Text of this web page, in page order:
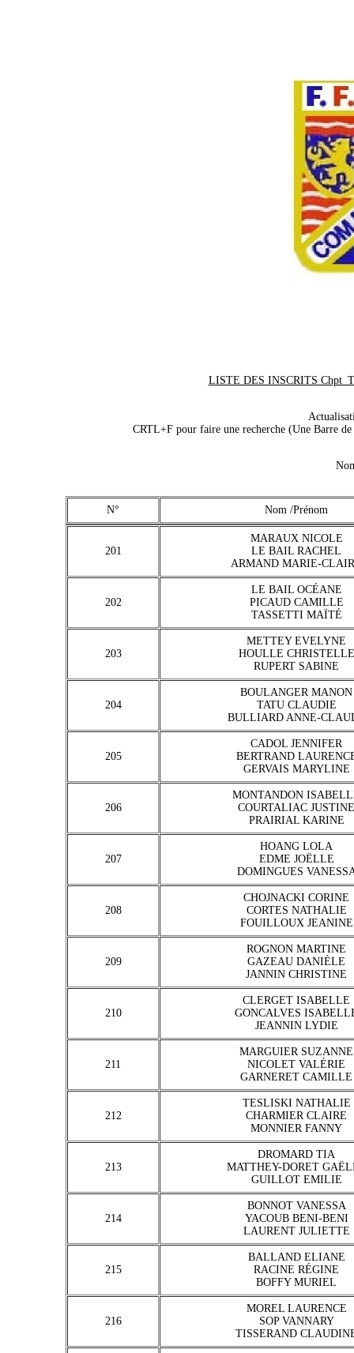
LISTE DES INSCRITS
CRTL+F pour faire une recherche (Une Barre
N° Nom /Prénom
201
MARAUX NICOLE
LE BAIL RACHEL
ARMAND MARIE-
202
LE BAIL OCÉANE
PICAUD CAMILLE
TASSETTI MAÏTÉ
203
METTEY EVELYNE
HOULLE CHRISTELLE
RUPERT SABINE
204
BOULANGER MANON
TATU CLAUDIE
BULLIARD ANNE-
205
CADOL JENNIFER
BERTRAND
GERVAIS MARYLINE
206
MONTANDON
COURTALIAC JUSTINE
PRAIRIAL KARINE
207
HOANG LOLA
EDME JOËLLE
DOMINGUES
208
CHOJNACKI CORINE
CORTES NATHALIE
FOUILLOUX JEANINE
209
ROGNON MARTINE
GAZEAU DANIÈLE
JANNIN CHRISTINE
210
CLERGET ISABELLE
GONCALVES
JEANNIN LYDIE
211
MARGUIER SUZANNE
NICOLET VALÉRIE
GARNERET CAMILLE
212
TESLISKI NATHALIE
CHARMIER CLAIRE
MONNIER FANNY
213
DROMARD TIA
MATTHEY-DORET
GUILLOT EMILIE
214
BONNOT VANESSA
YACOUB BENI-BENI
LAURENT JULIETTE
215
BALLAND ELIANE
RACINE RÉGINE
BOFFY MURIEL
216
MOREL LAURENCE
SOP VANNARY
TISSERAND